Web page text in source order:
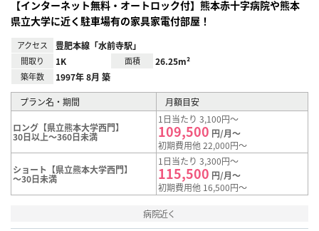
【インターネット無料・オートロック付】熊本赤十字病院や熊本
県立大学に近く駐車場有の家具家電付部屋！
アクセス 豊肥本線「水前寺駅」
間取り 1K 面積 26.25m²
築年数 1997年 8月 築
プラン名・期間 月額目安
ロング【県立熊本大学西門】
30日以上～360日未満
1日当たり 3,100円～
109,500 円/月～
初期費用他 22,000円～
ショート【県立熊本大学西門】
～30日未満
1日当たり 3,300円～
115,500 円/月～
初期費用他 16,500円～
病院近く